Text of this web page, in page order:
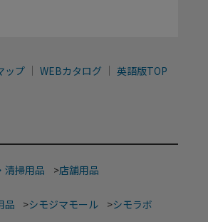
ップ WEBカタログ 英語版TOP
清掃用品 >店舗用品
品 >シモジマモール >シモラボ